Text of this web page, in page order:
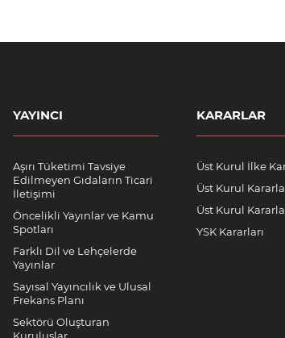
YAYINCI
Aşırı Tüketimi Tavsiye
Edilmeyen Gıdaların Ticari
İletişimi
Öncelikli Yayınlar ve Kamu
Spotları
Farklı Dil ve Lehçelerde
Yayınlar
Sayısal Yayıncılık ve Ulusal
Frekans Planı
Sektörü Oluşturan
KARARLAR
Üst Kurul İlke
Üst Kurul
Üst Kurul
YSK Kararları